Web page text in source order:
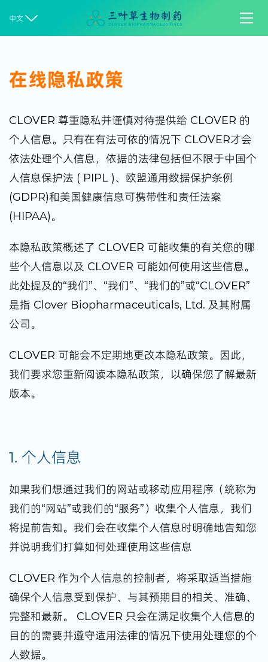

中文 
在线隐私政策
CLOVER 尊重隐私并谨慎对待提供给 CLOVER 的
个人信息。只有在有法可依的情况下 CLOVER才会
依法处理个人信息，依据的法律包括但不限于中国个
人信息保护法 ( PIPL )、欧盟通用数据保护条例
(GDPR)和美国健康信息可携带性和责任法案
(HIPAA)。
本隐私政策概述了 CLOVER 可能收集的有关您的哪
些个人信息以及 CLOVER 可能如何使用这些信息。
此处提及的“我们”、“我们”、“我们的”或“CLOVER”
是指 Clover Biopharmaceuticals, Ltd. 及其附属
公司。
CLOVER 可能会不定期地更改本隐私政策。因此，
我们要求您重新阅读本隐私政策，以确保您了解最新
版本。
1. 个人信息
如果我们想通过我们的网站或移动应用程序（统称为
我们的“网站”或我们的“服务”）收集个人信息，我们
将提前告知。我们会在收集个人信息时明确地告知您
并说明我们打算如何处理使用这些信息
CLOVER 作为个人信息的控制者，将采取适当措施
确保个人信息受到保护、与其预期目的相关、准确、
完整和最新。 CLOVER 只会在满足收集个人信息的
目的的需要并遵守适用法律的情况下使用处理您的个
人数据。